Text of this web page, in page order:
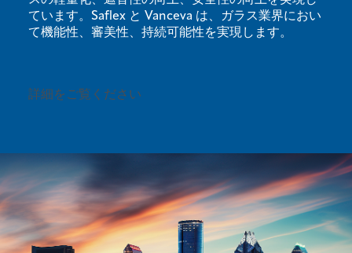
ています。Saflex と Vanceva は、ガラス業界におい
て機能性、審美性、持続可能性を実現します。
詳細をご覧ください